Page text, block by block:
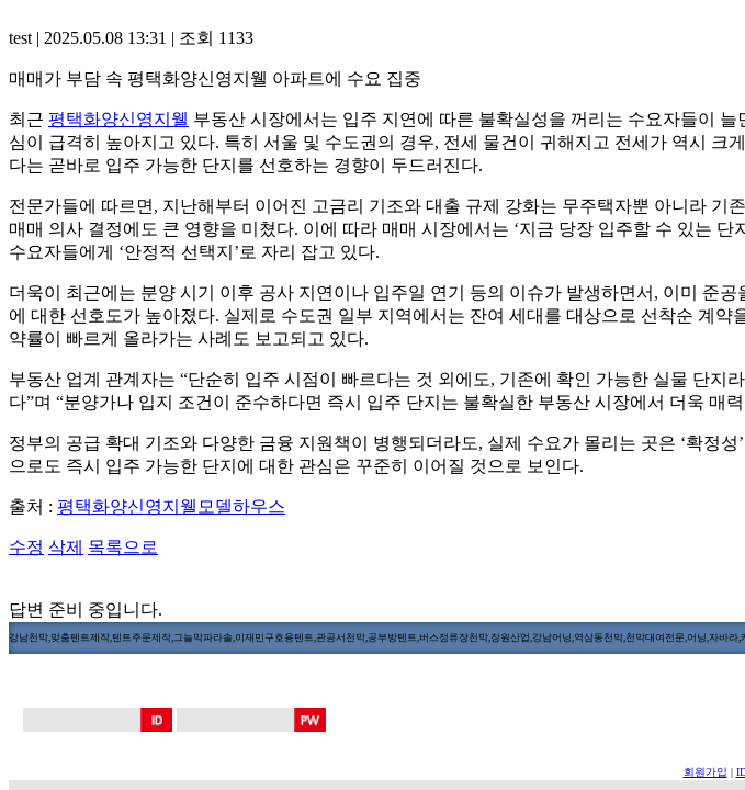
test | 2025.05.08 13:31 | 조회 1133
매매가 부담 속 평택화양신영지웰 아파트에 수요 집중
최근 평택화양신영지웰 부동산 시장에서는 입주 지연에 따른 불확실성을 꺼리는 수요자들이
심이 급격히 높아지고 있다. 특히 서울 및 수도권의 경우, 전세 물건이 귀해지고 전세가 역시 크
다는 곧바로 입주 가능한 단지를 선호하는 경향이 두드러진다.
전문가들에 따르면, 지난해부터 이어진 고금리 기조와 대출 규제 강화는 무주택자뿐 아니라 기존
매매 의사 결정에도 큰 영향을 미쳤다. 이에 따라 매매 시장에서는 ‘지금 당장 입주할 수 있는 단
수요자들에게 ‘안정적 선택지’로 자리 잡고 있다.
더욱이 최근에는 분양 시기 이후 공사 지연이나 입주일 연기 등의 이슈가 발생하면서, 이미 준공
에 대한 선호도가 높아졌다. 실제로 수도권 일부 지역에서는 잔여 세대를 대상으로 선착순 계약
약률이 빠르게 올라가는 사례도 보고되고 있다.
부동산 업계 관계자는 “단순히 입주 시점이 빠르다는 것 외에도, 기존에 확인 가능한 실물 단지
다”며 “분양가나 입지 조건이 준수하다면 즉시 입주 단지는 불확실한 부동산 시장에서 더욱 매
정부의 공급 확대 기조와 다양한 금융 지원책이 병행되더라도, 실제 수요가 몰리는 곳은 ‘확정
으로도 즉시 입주 가능한 단지에 대한 관심은 꾸준히 이어질 것으로 보인다.
출처 : 평택화양신영지웰모델하우스
수정 삭제 목록으로
답변 준비 중입니다.
강남천막,맞춤텐트제작,텐트주문제작,그늘막파라솔,이재민구호용텐트,관공서천막,공부방텐트,버스정류장천막,장원산업,강남어닝,역삼동천막,천막대여전문,어닝,자바라,
회원가입 |